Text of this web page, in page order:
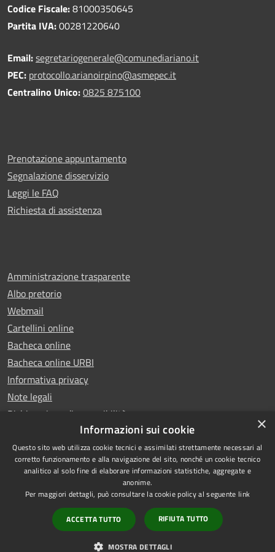
Codice Fiscale:81000350645
Partita IVA:00281220640
Email:segretariogenerale@comunediariano.it
PEC: protocollo.arianoirpino@asmepec.it
Centralino Unico:0825 875100
Prenotazione appuntamento
Segnalazione disservizio
Leggi le FAQ
Richiesta di assistenza
Amministrazione trasparente
Albo pretorio
Webmail
Cartellini online
Bacheca online
Bacheca online URBI
Informativa privacy
Note legali
Dichiarazione di accessibilità
RSS
Accessibilità
Copyright © 2025 Comune di
Ariano Irpino
Powered byMunicipium
Accesso redazione
×
Informazioni sui cookie
Questo sito web utilizza cookie tecnici e assimilati strettamente necessari al
corretto funzionamento e alla navigazione del sito, nonché un cookie tecnico
analitico al solo fine di elaborare informazioni statistiche, aggregate e
anonime.
Per maggiori dettagli, può consultare la cookie policy al seguente link
ACCETTA TUTTO RIFIUTA TUTTO
MOSTRA DETTAGLI